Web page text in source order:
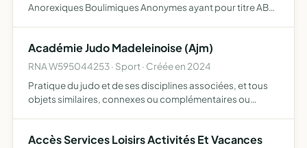
Anorexiques Boulimiques Anonymes ayant pour titre ABA
boulimiques à …
Académie Judo Madeleinoise (Ajm)
RNA W595044253 · Sport · Créée en 2024
Pratique du judo et de ses disciplines associées, et tous
objets similaires, connexes ou complémentaires ou
Accès Services Loisirs Activités Et Vacances